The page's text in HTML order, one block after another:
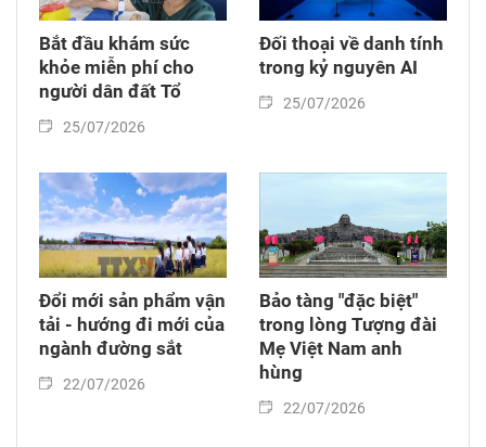
Bắt đầu khám sức
khỏe miễn phí cho
người dân đất Tổ
25/07/2026
Đối thoại về danh tính
trong kỷ nguyên AI
25/07/2026
Đổi mới sản phẩm vận
tải - hướng đi mới của
ngành đường sắt
22/07/2026
Bảo tàng "đặc biệt"
trong lòng Tượng đài
Mẹ Việt Nam anh
hùng
22/07/2026